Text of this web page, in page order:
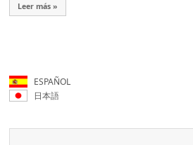
Leer más »
ESPAÑOL
日本語